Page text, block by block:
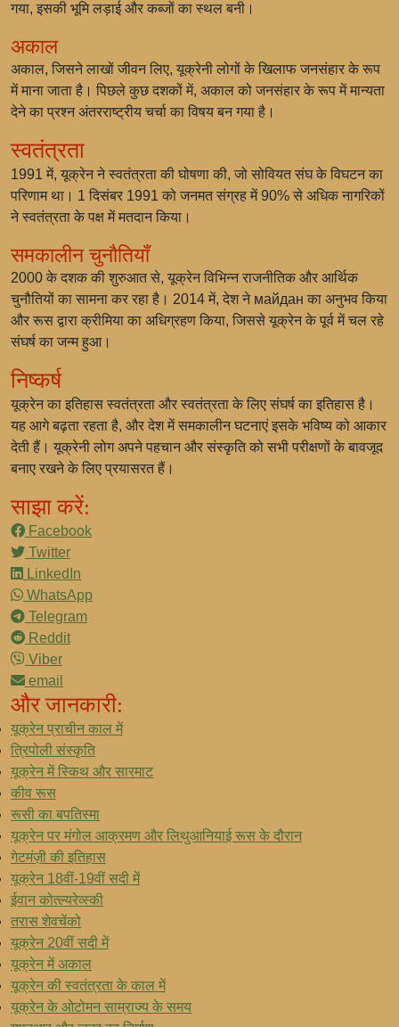
गया, इसकी भूमि लड़ाई और कब्जों का स्थल बनी।
अकाल
अकाल, जिसने लाखों जीवन लिए, यूक्रेनी लोगों के खिलाफ जनसंहार के रूप
में माना जाता है। पिछले कुछ दशकों में, अकाल को जनसंहार के रूप में मान्यता
देने का प्रश्न अंतरराष्ट्रीय चर्चा का विषय बन गया है।
स्वतंत्रता
1991 में, यूक्रेन ने स्वतंत्रता की घोषणा की, जो सोवियत संघ के विघटन का
परिणाम था। 1 दिसंबर 1991 को जनमत संग्रह में 90% से अधिक नागरिकों
ने स्वतंत्रता के पक्ष में मतदान किया।
समकालीन चुनौतियाँ
2000 के दशक की शुरुआत से, यूक्रेन विभिन्न राजनीतिक और आर्थिक
चुनौतियों का सामना कर रहा है। 2014 में, देश ने майдан का अनुभव किया
और रूस द्वारा क्रीमिया का अधिग्रहण किया, जिससे यूक्रेन के पूर्व में चल रहे
संघर्ष का जन्म हुआ।
निष्कर्ष
यूक्रेन का इतिहास स्वतंत्रता और स्वतंत्रता के लिए संघर्ष का इतिहास है।
यह आगे बढ़ता रहता है, और देश में समकालीन घटनाएं इसके भविष्य को आकार
देती हैं। यूक्रेनी लोग अपने पहचान और संस्कृति को सभी परीक्षणों के बावजूद
बनाए रखने के लिए प्रयासरत हैं।
साझा करें:
Facebook
Twitter
LinkedIn
WhatsApp
Telegram
Reddit
Viber
email
और जानकारी:
यूक्रेन प्राचीन काल में
त्रिपोली संस्कृति
यूक्रेन में स्किथ और सारमाट
कीव रूस
रूसी का बपतिस्मा
यूक्रेन पर मंगोल आक्रमण और लिथुआनियाई रूस के दौरान
गेटमंज़ी की इतिहास
यूक्रेन 18वीं-19वीं सदी में
ईवान कोत्ल्यरेव्स्की
तरास शेवचेंको
यूक्रेन 20वीं सदी में
यूक्रेन में अकाल
यूक्रेन की स्वतंत्रता के काल में
यूक्रेन के ओटोमन साम्राज्य के समय